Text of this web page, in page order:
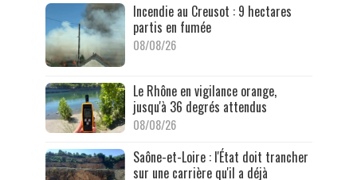
Incendie au Creusot : 9 hectares
partis en fumée
08/08/26
Le Rhône en vigilance orange,
jusqu'à 36 degrés attendus
08/08/26
Saône-et-Loire : l'État doit trancher
sur une carrière qu'il a déjà